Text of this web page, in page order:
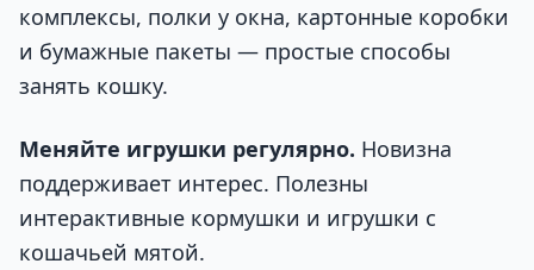
комплексы, полки у окна, картонные коробки
и бумажные пакеты — простые способы
занять кошку.
Меняйте игрушки регулярно. Новизна
поддерживает интерес. Полезны
интерактивные кормушки и игрушки с
кошачьей мятой.